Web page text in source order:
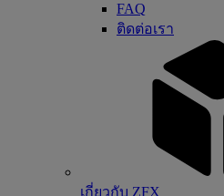
FAQ
ติดต่อเรา
เกี่ยวกับ ZFX